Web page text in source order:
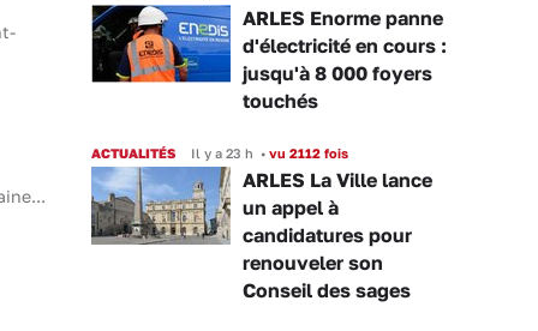
ARLES Enorme panne
d'électricité en cours :
jusqu'à 8 000 foyers
touchés
ACTUALITÉS Il y a 23 h • vu 2112 fois
ARLES La Ville lance
un appel à
candidatures pour
renouveler son
Conseil des sages